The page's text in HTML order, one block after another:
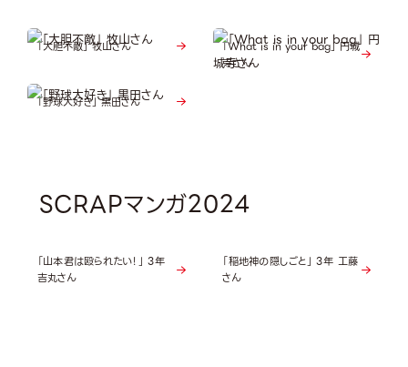
「大胆不敵」 牧山さん
「What is in your bag」 円城
寺さん
「野球大好き」 黒田さん
SCRAPマンガ2024
「山本君は殴られたい！」 3年
吉丸さん
「稲地神の隠しごと」 3年 工藤
さん